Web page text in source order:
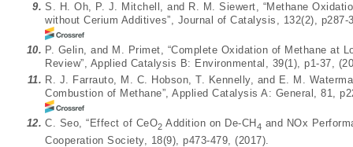
9. S. H. Oh, P. J. Mitchell, and R. M. Siewert, “Methane
without Cerium Additives”, Journal of Catalysis, 132(2), p287-
10. P. Gelin, and M. Primet, “Complete Oxidation of Methane at
Review”, Applied Catalysis B: Environmental, 39(1), p1-37,
11. R. J. Farrauto, M. C. Hobson, T. Kennelly, and E. M.
Combustion of Methane”, Applied Catalysis A: General, 81,
12. C. Seo, “Effect of CeO2 Addition on De-CH 4 and NOx
Cooperation Society, 18(9), p473-479, (2017).